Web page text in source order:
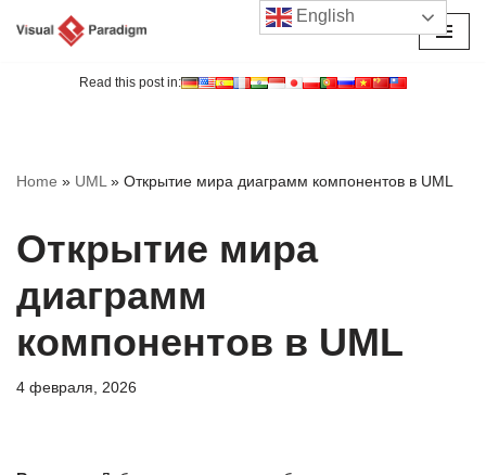
Read this post in:
Home » UML» Открытие мира диаграмм компонентов в UML
Открытие мира
диаграмм
компонентов в UML
4 февраля, 2026
English